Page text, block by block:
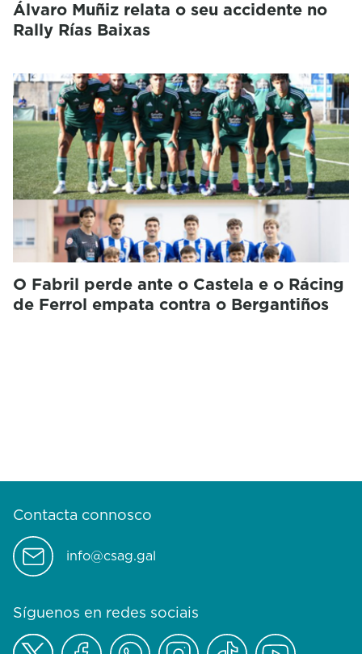
Álvaro Muñiz relata o seu accidente no
Rally Rías Baixas
O Fabril perde ante o Castela e o Rácing
de Ferrol empata contra o Bergantiños
Contacta connosco
info@csag.gal
Síguenos en redes sociais